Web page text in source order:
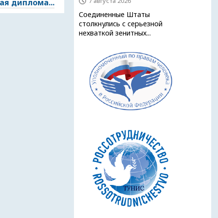
диплома...
Соединенные Штаты
столкнулись с серьезной
нехваткой зенитных...